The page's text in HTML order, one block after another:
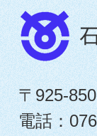
〒925-
電話：